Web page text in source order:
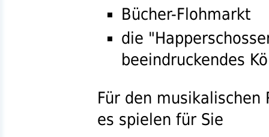
Bücher-Flohmarkt
die
beeindruckendes
Für den
es spielen für Sie